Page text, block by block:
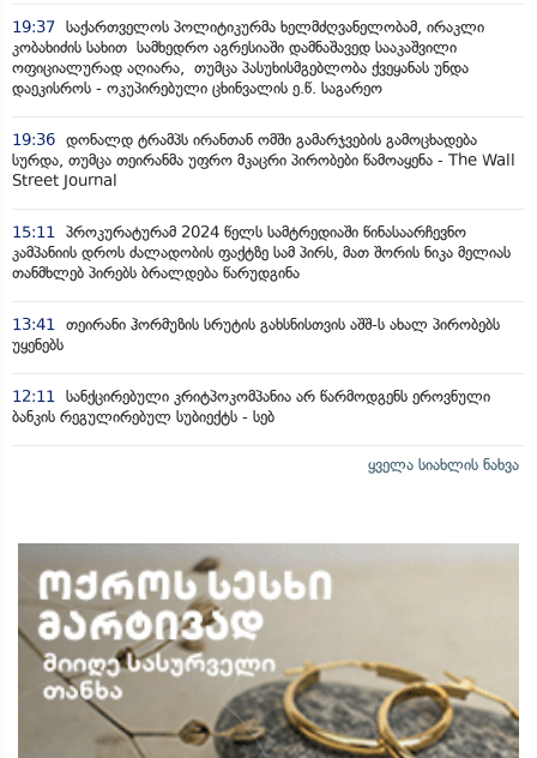
19:37 საქართველოს პოლიტიკურმა ხელმძღვანელობამ, ირაკლი
კობახიძის სახით სამხედრო აგრესიაში დამნაშავედ სააკაშვილი
ოფიციალურად აღიარა, თუმცა პასუხისმგებლობა ქვეყანას უნდა
დაეკისროს - ოკუპირებული ცხინვალის ე.წ. საგარეო
19:36 დონალდ ტრამპს ირანთან ომში გამარჯვების გამოცხადება
სურდა, თუმცა თეირანმა უფრო მკაცრი პირობები წამოაყენა - The Wall
Street Journal
15:11
პროკურატურამ 2024 წელს სამტრედიაში წინასაარჩევნო
კამპანიის დროს ძალადობის ფაქტზე სამ პირს, მათ შორის ნიკა მელიას
თანმხლებ პირებს ბრალდება წარუდგინა
13:41
თეირანი ჰორმუზის სრუტის გახსნისთვის აშშ-ს ახალ პირობებს
უყენებს
12:11
სანქცირებული კრიტპოკომპანია არ წარმოდგენს ეროვნული
ბანკის რეგულირებულ სუბიექტს - სებ
ყველა სიახლის ნახვა